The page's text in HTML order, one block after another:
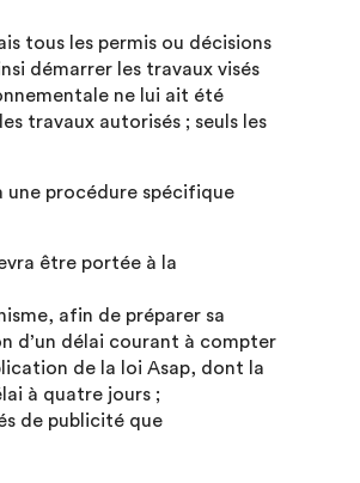
tous les permis ou décisions
démarrer les travaux visés
ne lui ait été
travaux autorisés ; seuls les
une procédure spécifique
être portée à la
afin de préparer sa
d’un délai courant à compter
de la loi Asap, dont la
à quatre jours ;
de publicité que